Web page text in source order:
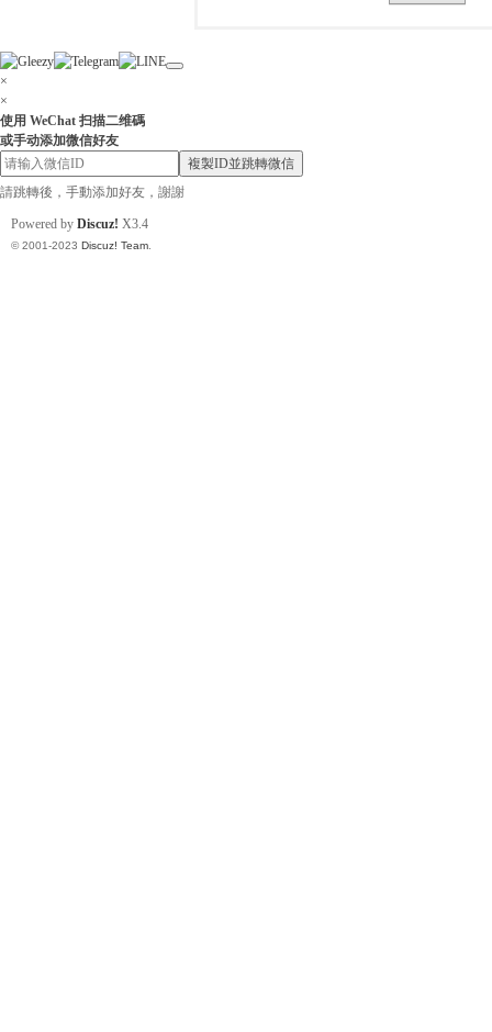
小
×
×
使用 WeChat 扫描二维碼
或手动添加微信好友
複製ID並跳轉微信
請跳轉後，手動添加好友，謝謝
Powered by Discuz! X3.4
© 2001-2023 Discuz! Team